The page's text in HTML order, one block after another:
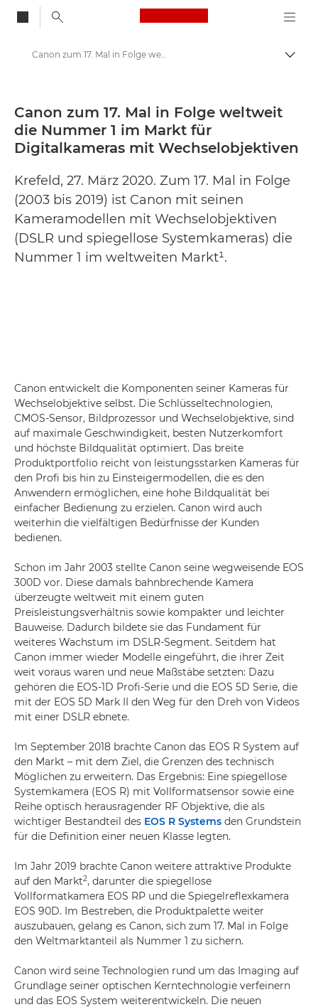
Canon Logo, back
Auf
Newsroom
Pressemitteilungen – Newsroom
Canon zum 17. Mal in Folge weltweit die Nummer 1 im Markt für Digitalkameras mit Wechselobjektiven - Canon Presse Center
Canon zum 17. Mal in Folge weltweit
die Nummer 1 im Markt für
Digitalkameras mit Wechselobjektiven
Krefeld, 27. März 2020. Zum 17. Mal in Folge
(2003 bis 2019) ist Canon mit seinen
Kameramodellen mit Wechselobjektiven
(DSLR und spiegellose Systemkameras) die
Nummer 1 im weltweiten Markt¹.
Canon entwickelt die Komponenten seiner Kameras für
Wechselobjektive selbst. Die Schlüsseltechnologien,
CMOS-Sensor, Bildprozessor und Wechselobjektive, sind
auf maximale Geschwindigkeit, besten Nutzerkomfort
und höchste Bildqualität optimiert. Das breite
Produktportfolio reicht von leistungsstarken Kameras für
den Profi bis hin zu Einsteigermodellen, die es den
Anwendern ermöglichen, eine hohe Bildqualität bei
einfacher Bedienung zu erzielen. Canon wird auch
weiterhin die vielfältigen Bedürfnisse der Kunden
bedienen.
Schon im Jahr 2003 stellte Canon seine wegweisende EOS
300D vor. Diese damals bahnbrechende Kamera
überzeugte weltweit mit einem guten
Preisleistungsverhältnis sowie kompakter und leichter
Bauweise. Dadurch bildete sie das Fundament für
weiteres Wachstum im DSLR-Segment. Seitdem hat
Canon immer wieder Modelle eingeführt, die ihrer Zeit
weit voraus waren und neue Maßstäbe setzten: Dazu
gehören die EOS-1D Profi-Serie und die EOS 5D Serie, die
mit der EOS 5D Mark II den Weg für den Dreh von Videos
mit einer DSLR ebnete.
Im September 2018 brachte Canon das EOS R System auf
den Markt – mit dem Ziel, die Grenzen des technisch
Möglichen zu erweitern. Das Ergebnis: Eine spiegellose
Systemkamera (EOS R) mit Vollformatsensor sowie eine
Reihe optisch herausragender RF Objektive, die als
wichtiger Bestandteil des EOS R Systems den Grundstein
für die Definition einer neuen Klasse legten.
Im Jahr 2019 brachte Canon weitere attraktive Produkte
auf den Markt2, darunter die spiegellose
Vollformatkamera EOS RP und die Spiegelreflexkamera
EOS 90D. Im Bestreben, die Produktpalette weiter
auszubauen, gelang es Canon, sich zum 17. Mal in Folge
den Weltmarktanteil als Nummer 1 zu sichern.
Canon wird seine Technologien rund um das Imaging auf
Grundlage seiner optischen Kerntechnologie verfeinern
und das EOS System weiterentwickeln. Die neuen